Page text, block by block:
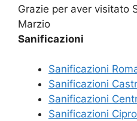
Grazie per aver visitato
Marzio
Sanificazioni
Sanificazioni
Sanificazioni
Sanificazioni
Sanificazioni Cipro